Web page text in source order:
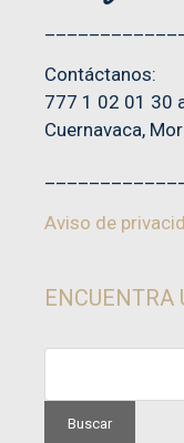
Contáctanos:
777 1 02 01 30
Cuernavaca,
Aviso de
ENCUENTRA